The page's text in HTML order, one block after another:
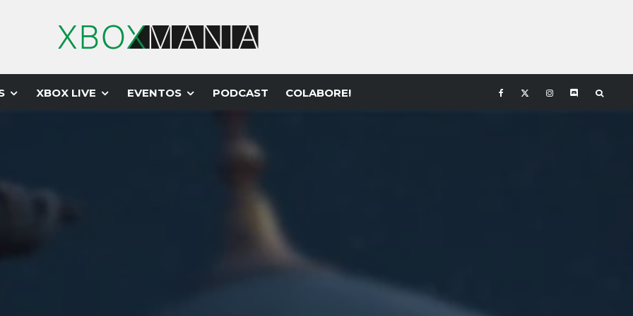
XBOX LIVE EVENTOS PODCAST COLABORE!